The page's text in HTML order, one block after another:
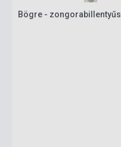
Bögre - zongorabillentyűs